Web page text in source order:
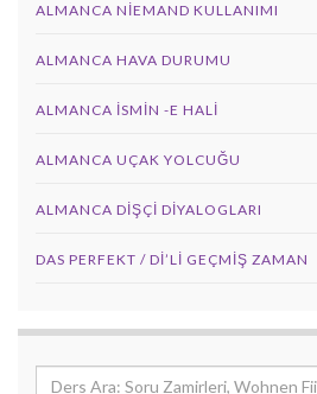
ALMANCA NIEMAND KULLANIMI
ALMANCA HAVA DURUMU
ALMANCA İSMIN -E HALI
ALMANCA UÇAK YOLCUĞU
ALMANCA DIŞÇI DIYALOGLARI
DAS PERFEKT / Dİ’Lİ GEÇMİŞ ZAMAN